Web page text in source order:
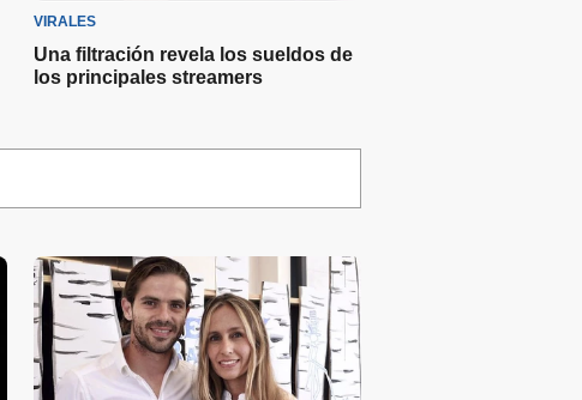
VIRALES
Una filtración revela los sueldos de
los principales streamers